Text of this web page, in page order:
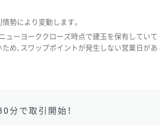
勢により変動します。
ューヨーククローズ時点で建玉を保有していて
め、スワップポイントが発生しない営業日があ
分で取引開始！